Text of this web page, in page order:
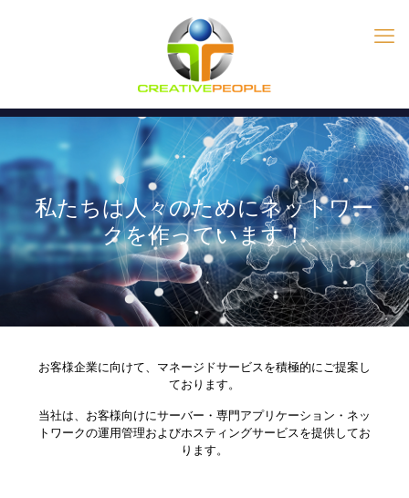
私たちは人々のためにネットワー
クを作っています！
お客様企業に向けて、マネージドサービスを積極的にご提案し
ております。
当社は、お客様向けにサーバー・専門アプリケーション・ネッ
トワークの運用管理およびホスティングサービスを提供してお
ります。